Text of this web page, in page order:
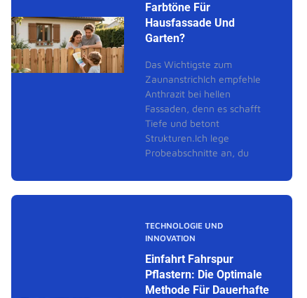
Farbtöne Für
Hausfassade Und
Garten?
Das Wichtigste zum
ZaunanstrichIch empfehle
Anthrazit bei hellen
Fassaden, denn es schafft
Tiefe und betont
Strukturen.Ich lege
Probeabschnitte an, du
TECHNOLOGIE UND
INNOVATION
Einfahrt Fahrspur
Pflastern: Die Optimale
Methode Für Dauerhafte